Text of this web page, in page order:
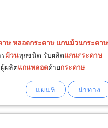
าษ หลอดกระดาษ แกนม้วนกระดาษ
ม้วนทุกชนิด รับผลิตแกนกระดาษ
ผลิตแกนหลอดด้ายกระดาษ